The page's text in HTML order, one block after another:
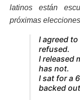
latinos están
próximas elecciones
I agreed
refused.
I released
has not.
I sat for a
backed